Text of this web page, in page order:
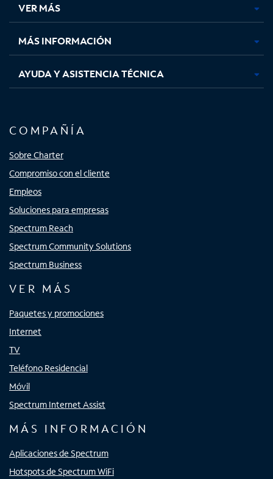
pestaña
nueva
pestaña
nueva
pestaña
nuevanueva
VER MÁS
MÁS INFORMACIÓN
AYUDA Y ASISTENCIA TÉCNICA
COMPAÑÍA
Sobre Charter
Compromiso con el cliente
Empleos
Soluciones para empresas
Spectrum Reach
Spectrum Community Solutions
Spectrum Business
VER MÁS
Paquetes y promociones
Internet
TV
Teléfono Residencial
Móvil
Spectrum Internet Assist
MÁS INFORMACIÓN
Aplicaciones de Spectrum
Hotspots de Spectrum WiFi